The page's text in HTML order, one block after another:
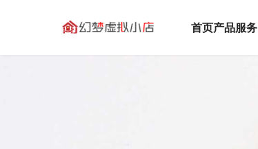
首页产品服务